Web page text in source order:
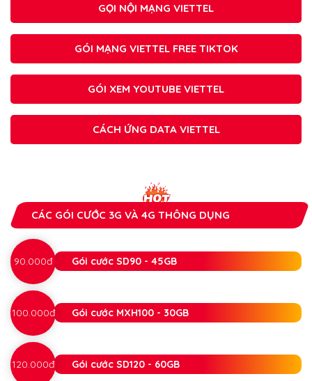
GỌI NỘI MẠNG VIETTEL
GÓI MẠNG VIETTEL FREE TIKTOK
GÓI XEM YOUTUBE VIETTEL
CÁCH ỨNG DATA VIETTEL
CÁC GÓI CƯỚC 3G VÀ 4G THÔNG DỤNG
90.000đ Gói cước SD90 - 45GB
100.000đ Gói cước MXH100 - 30GB
120.000đ Gói cước SD120 - 60GB